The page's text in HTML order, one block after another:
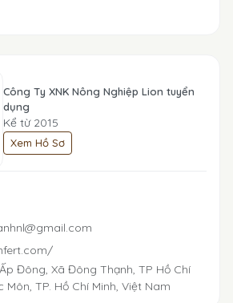
Công Ty XNK Nông Nghiệp Lion tuyển
dụng
Kể từ 2015
Xem Hồ Sơ
Đông, Xã Đông Thạnh, TP Hồ Chí
Môn, TP. Hồ Chí Minh, Việt Nam